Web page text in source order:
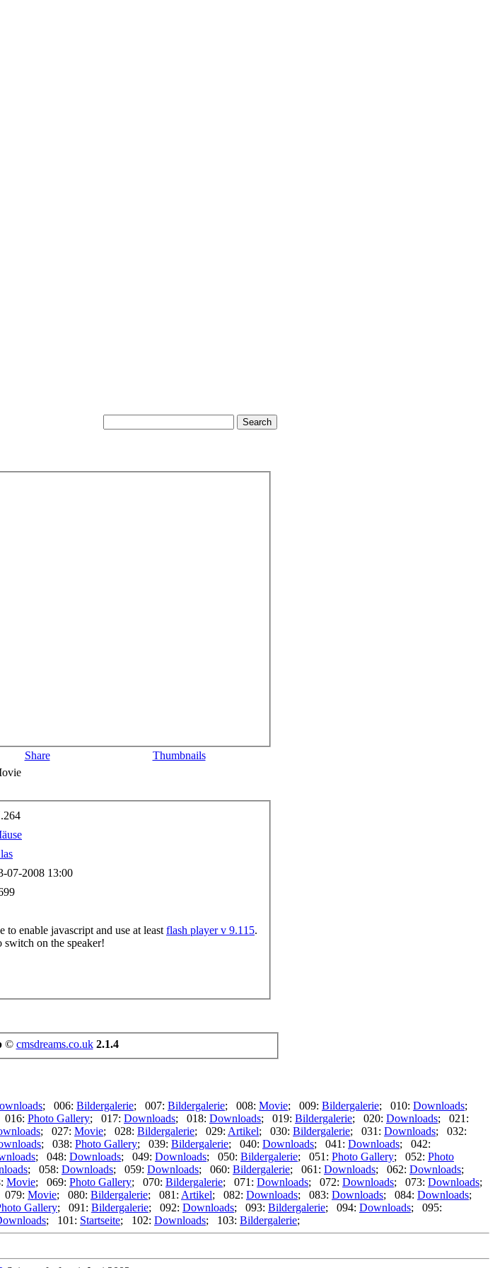
Share
Thumbnails
07-2008 13:00
enable javascript and use at least flash player v 9.115.
switch on the speaker!
© cmsdreams.co.uk 2.1.4
; 006: Bildergalerie; 007: Bildergalerie; 008: Movie; 009: Bildergalerie; 010: Downloads;
Photo Gallery; 017: Downloads; 018: Downloads; 019: Bildergalerie; 020: Downloads; 021:
; 027: Movie; 028: Bildergalerie; 029: Artikel; 030: Bildergalerie; 031: Downloads; 032:
; 038: Photo Gallery; 039: Bildergalerie; 040: Downloads; 041: Downloads; 042:
; 048: Downloads; 049: Downloads; 050: Bildergalerie; 051: Photo Gallery; 052: Photo
; 058: Downloads; 059: Downloads; 060: Bildergalerie; 061: Downloads; 062: Downloads;
Movie; 069: Photo Gallery; 070: Bildergalerie; 071: Downloads; 072: Downloads; 073: Downloads;
Movie; 080: Bildergalerie; 081: Artikel; 082: Downloads; 083: Downloads; 084: Downloads;
Gallery; 091: Bildergalerie; 092: Downloads; 093: Bildergalerie; 094: Downloads; 095:
; 101: Startseite; 102: Downloads; 103: Bildergalerie;